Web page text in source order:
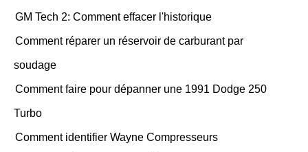
GM Tech 2: Comment effacer l'historique
Comment réparer un réservoir de carburant par
soudage
Comment faire pour dépanner une 1991 Dodge 250
Turbo
Comment identifier Wayne Compresseurs